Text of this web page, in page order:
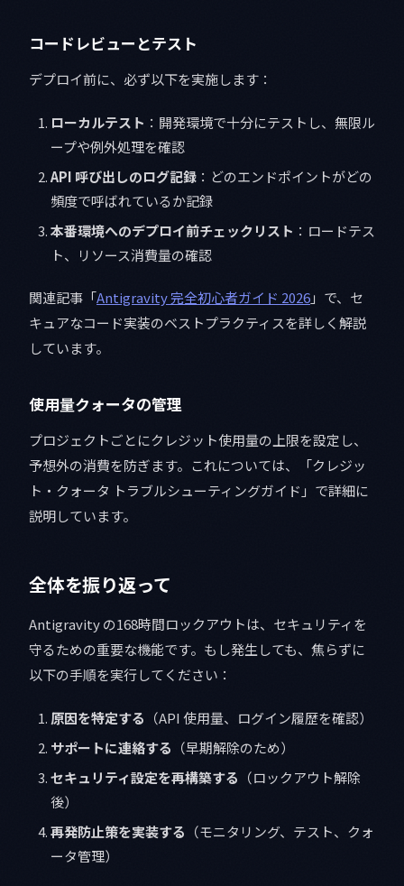
コードレビューとテスト
デプロイ前に、必ず以下を実施します：
ローカルテスト ：開発環境で十分にテストし、無限ル
ープや例外処理を確認
API 呼び出しのログ記録 ：どのエンドポイントがどの
頻度で呼ばれているか記録
本番環境へのデプロイ前チェックリスト ：ロードテス
ト、リソース消費量の確認
関連記事「Antigravity 完全初心者ガイド 2026」で、セ
キュアなコード実装のベストプラクティスを詳しく解説
しています。
使用量クォータの管理
プロジェクトごとにクレジット使用量の上限を設定し、
予想外の消費を防ぎます。これについては、「クレジッ
ト・クォータ トラブルシューティングガイド」で詳細に
説明しています。
全体を振り返って
Antigravity の168時間ロックアウトは、セキュリティを
守るための重要な機能です。もし発生しても、焦らずに
以下の手順を実行してください：
原因を特定する （API 使用量、ログイン履歴を確認）
サポートに連絡する （早期解除のため）
セキュリティ設定を再構築する （ロックアウト解除
後）
再発防止策を実装する （モニタリング、テスト、クォ
ータ管理）